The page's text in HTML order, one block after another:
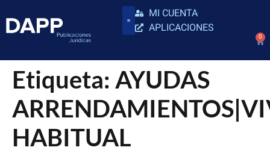
MI CUENTA
APLICACIONES
0
Etiqueta: AYUDAS
HABITUAL